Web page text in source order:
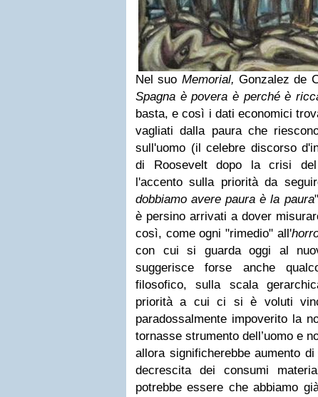
Nel suo Memorial, Gonzalez de
Spagna è povera è perché è
basta, e così i dati economici
vagliati dalla paura che
sull'uomo (il celebre discorso
di Roosevelt dopo la crisi
l'accento sulla priorità da
dobbiamo avere paura è la paura
è persino arrivati a dover
così, come ogni "rimedio" all'
con cui si guarda oggi al
suggerisce forse anche
filosofico, sulla scala
priorità a cui ci si è voluti
paradossalmente impoverito la
tornasse strumento dell’uomo e
allora significherebbe aumento
decrescita dei consumi
potrebbe essere che abbiamo